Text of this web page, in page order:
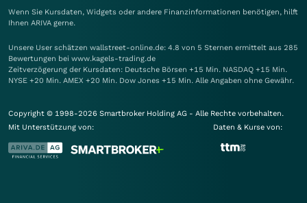
Wenn Sie Kursdaten, Widgets oder andere Finanzinformationen benötigen, hilft
Ihnen ARIVA gerne.
Unsere User schätzen wallstreet-online.de: 4.8 von 5 Sternen ermittelt aus 285
Bewertungen bei www.kagels-trading.de
Zeitverzögerung der Kursdaten: Deutsche Börsen +15 Min. NASDAQ +15 Min.
NYSE +20 Min. AMEX +20 Min. Dow Jones +15 Min. Alle Angaben ohne Gewähr.
Copyright © 1998-2026 Smartbroker Holding AG - Alle Rechte vorbehalten.
Mit Unterstützung von:
Daten & Kurse von: